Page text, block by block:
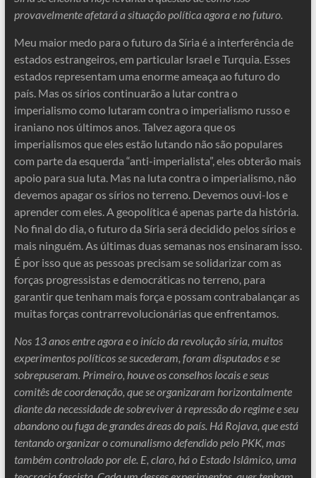
provavelmente afetará a situação política agora e no futuro.
Meu maior medo para o futuro da Síria é a interferência de
estados estrangeiros, em particular Israel e Turquia. Esses
estados representam uma enorme ameaça ao futuro do
país. Mas os sírios continuarão a lutar contra o
imperialismo como lutaram contra o imperialismo russo e
iraniano nos últimos anos. Talvez agora que os
imperialismos que eles estão lutando não são populares
com parte da esquerda “anti-imperialista”, eles obterão mais
apoio para sua luta. Mas na luta contra o imperialismo, não
devemos apagar os sírios no terreno. Devemos ouvi-los e
aprender com eles. A geopolítica é apenas parte da história.
No final do dia, o futuro da Síria será decidido pelos sírios e
mais ninguém. As últimas duas semanas nos ensinaram isso.
É por isso que as pessoas precisam se solidarizar com as
forças progressistas e democráticas no terreno, para
garantir que tenham mais força e possam contrabalançar as
muitas forças contrarrevolucionárias que enfrentamos.
Nos 13 anos entre agora e o início da revolução síria, muitos
experimentos políticos se sucederam, foram disputados e se
sobrepuseram. Primeiro, houve os conselhos locais e seus
comitês de coordenação, que se organizaram horizontalmente
diante da necessidade de sobreviver à repressão do regime e seu
abandono ou fuga de grandes áreas do país. Há Rojava, que está
tentando organizar o comunalismo defendido pelo PKK, mas
também controlado por ele. E, claro, há o Estado Islâmico, uma